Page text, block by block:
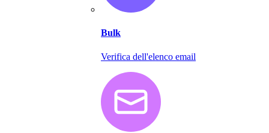
Bulk
Verifica dell'elenco email